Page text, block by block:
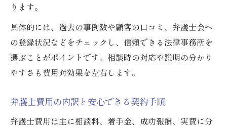
ります。
具体的には、過去の事例数や顧客の口コミ、弁護士会へ
の登録状況などをチェックし、信頼できる法律事務所を
選ぶことがポイントです。相談時の対応や説明の分かり
やすさも費用対効果を左右します。
弁護士費用の内訳と安心できる契約手順
弁護士費用は主に相談料、着手金、成功報酬、実費に分